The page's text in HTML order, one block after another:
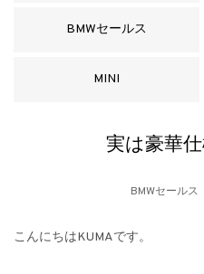
BMWセールス
MINI
実は豪華
BMWセールス
こんにちはKUMAです。